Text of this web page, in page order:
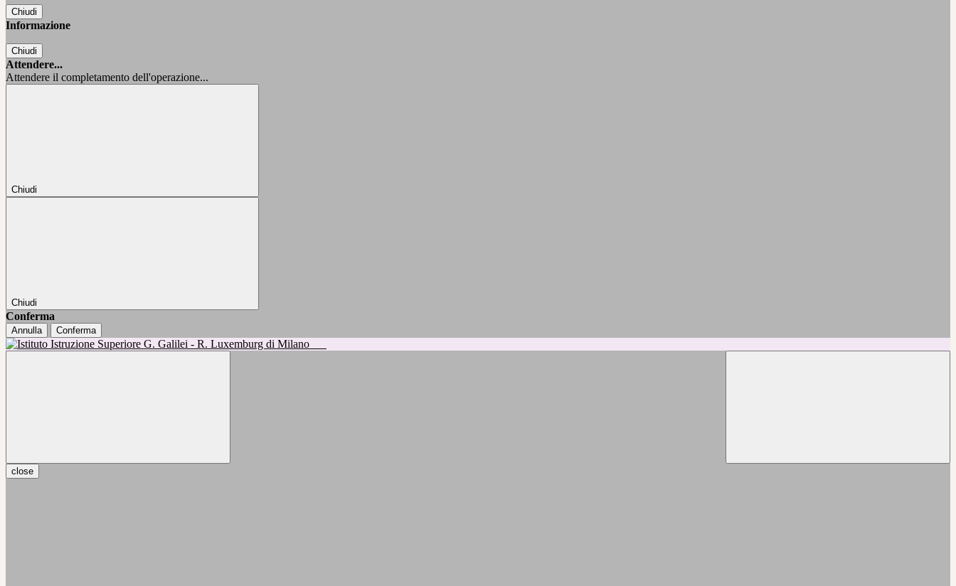
Chiudi
Informazione
Chiudi
Attendere...
Attendere il completamento dell'operazione...
Chiudi
Chiudi
Conferma
Annulla Conferma
close